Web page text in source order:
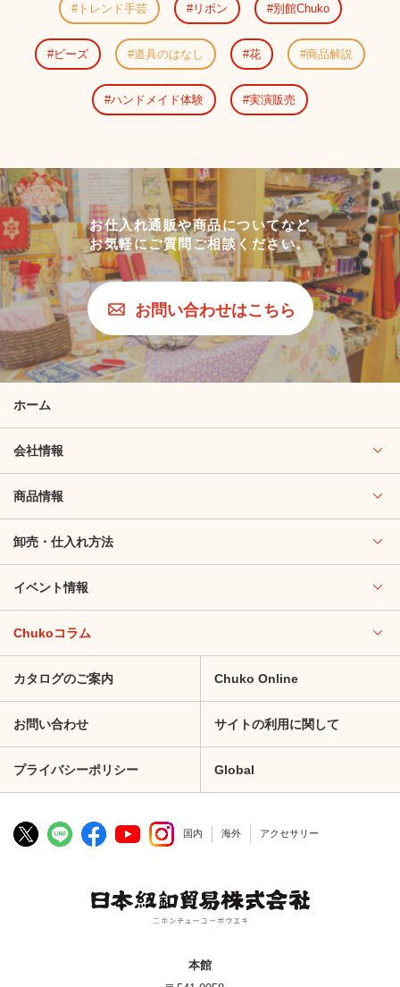
トレンド手芸 リボン 別館Chuko
ビーズ 道具のはなし 花 商品解説
ハンドメイド体験 実演販売
お仕入れ通販や商品についてなど
お気軽にご質問ご相談ください。
お問い合わせはこちら
ホーム
会社情報
商品情報
卸売・仕入れ方法
イベント情報
Chukoコラム
カタログのご案内 Chuko Online
お問い合わせ サイトの利用に関して
プライバシーポリシー Global
国内 海外 アクセサリー
本館